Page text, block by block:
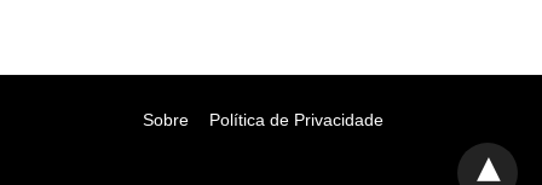
Sobre Política de Privacidade